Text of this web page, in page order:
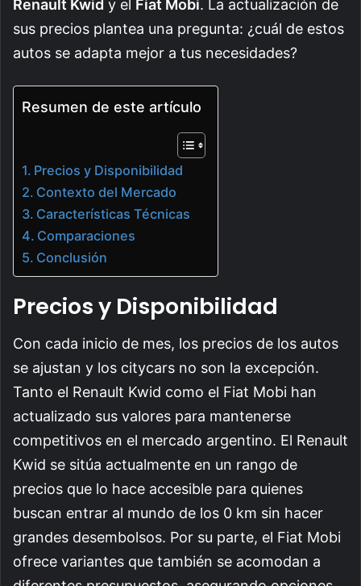
Renault Kwid y el Fiat Mobi. La actualización de
sus precios plantea una pregunta: ¿cuál de estos
autos se adapta mejor a tus necesidades?
Resumen de este artículo
Precios y Disponibilidad
Contexto del Mercado
Características Técnicas
Comparaciones
Conclusión
Precios y Disponibilidad
Con cada inicio de mes, los precios de los autos
se ajustan y los citycars no son la excepción.
Tanto el Renault Kwid como el Fiat Mobi han
actualizado sus valores para mantenerse
competitivos en el mercado argentino. El Renault
Kwid se sitúa actualmente en un rango de
precios que lo hace accesible para quienes
buscan entrar al mundo de los 0 km sin hacer
grandes desembolsos. Por su parte, el Fiat Mobi
ofrece variantes que también se acomodan a